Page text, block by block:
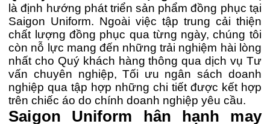
là định hướng phát triển sản phẩm đồng phục tại
Saigon Uniform. Ngoài việc tập trung cải thiện
chất lượng đồng phục qua từng ngày, chúng tôi
còn nỗ lực mang đến những trải nghiệm hài lòng
nhất cho Quý khách hàng thông qua dịch vụ Tư
vấn chuyên nghiệp, Tối ưu ngân sách doanh
nghiệp qua tập hợp những chi tiết được kết hợp
trên chiếc áo do chính doanh nghiệp yêu cầu.
Saigon Uniform hân hạnh may